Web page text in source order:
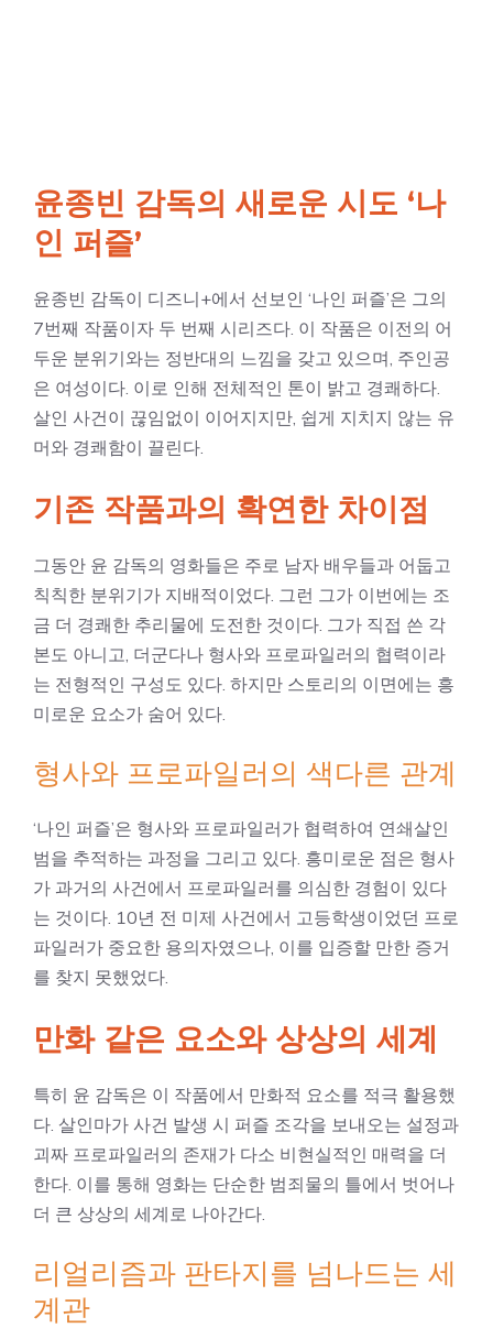
윤종빈 감독의 새로운 시도 ‘나
인 퍼즐’
윤종빈 감독이 디즈니+에서 선보인 ‘나인 퍼즐’은 그의
7번째 작품이자 두 번째 시리즈다. 이 작품은 이전의 어
두운 분위기와는 정반대의 느낌을 갖고 있으며, 주인공
은 여성이다. 이로 인해 전체적인 톤이 밝고 경쾌하다.
살인 사건이 끊임없이 이어지지만, 쉽게 지치지 않는 유
머와 경쾌함이 끌린다.
기존 작품과의 확연한 차이점
그동안 윤 감독의 영화들은 주로 남자 배우들과 어둡고
칙칙한 분위기가 지배적이었다. 그런 그가 이번에는 조
금 더 경쾌한 추리물에 도전한 것이다. 그가 직접 쓴 각
본도 아니고, 더군다나 형사와 프로파일러의 협력이라
는 전형적인 구성도 있다. 하지만 스토리의 이면에는 흥
미로운 요소가 숨어 있다.
형사와 프로파일러의 색다른 관계
‘나인 퍼즐’은 형사와 프로파일러가 협력하여 연쇄살인
범을 추적하는 과정을 그리고 있다. 흥미로운 점은 형사
가 과거의 사건에서 프로파일러를 의심한 경험이 있다
는 것이다. 10년 전 미제 사건에서 고등학생이었던 프로
파일러가 중요한 용의자였으나, 이를 입증할 만한 증거
를 찾지 못했었다.
만화 같은 요소와 상상의 세계
특히 윤 감독은 이 작품에서 만화적 요소를 적극 활용했
다. 살인마가 사건 발생 시 퍼즐 조각을 보내오는 설정과
괴짜 프로파일러의 존재가 다소 비현실적인 매력을 더
한다. 이를 통해 영화는 단순한 범죄물의 틀에서 벗어나
더 큰 상상의 세계로 나아간다.
리얼리즘과 판타지를 넘나드는 세
계관